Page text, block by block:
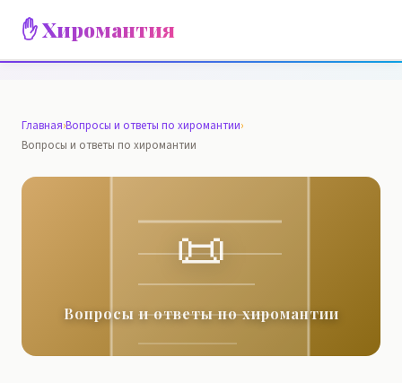
✋ Хиромантия
Главная›Вопросы и ответы по хиромантии›
Вопросы и ответы по хиромантии
📜
Вопросы и ответы по хиромантии